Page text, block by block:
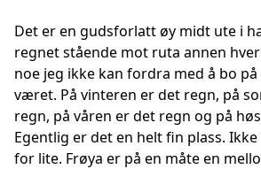
Det er en gudsforlatt øy midt ute i
regnet stående mot ruta annen
noe jeg ikke kan fordra med å bo på
været. På vinteren er det regn, på
regn, på våren er det regn og på
Egentlig er det en helt fin plass.
for lite. Frøya er på en måte en